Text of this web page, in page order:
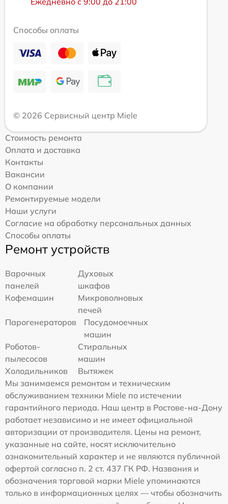
Способы оплаты
© 2026 Сервисный центр Miele
Стоимость ремонта
Оплата и доставка
Контакты
Вакансии
О компании
Ремонтируемые модели
Наши услуги
Согласие на обработку персональных данных
Способы оплаты
Ремонт устройств
Варочных
панелей
Духовых
шкафов
Кофемашин
Микроволновых
печей
Парогенераторов
Посудомоечных
машин
Роботов-
пылесосов
Стиральных
машин
Холодильников
Вытяжек
Мы занимаемся ремонтом и техническим
обслуживанием техники Miele по истечении
гарантийного периода. Наш центр в Ростове-на-Дону
работает независимо и не имеет официальной
авторизации от производителя. Цены на ремонт,
указанные на сайте, носят исключительно
ознакомительный характер и не являются публичной
офертой согласно п. 2 ст. 437 ГК РФ. Названия и
обозначения торговой марки Miele упоминаются
только в информационных целях — чтобы обозначить